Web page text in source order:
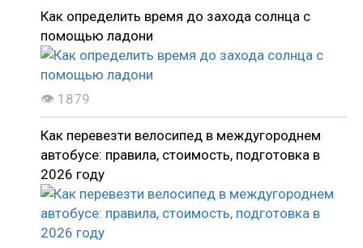
Как определить время до захода солнца с
помощью ладони
👁 1879
Как перевезти велосипед в междугороднем
автобусе: правила, стоимость, подготовка в
2026 году